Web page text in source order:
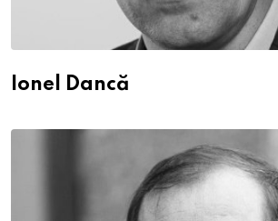
Ionel Dancă